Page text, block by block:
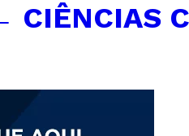
CIÊNCIAS